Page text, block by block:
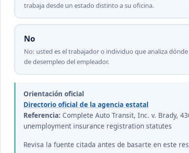
trabaja desde un estado distinto a su oficina.
No
No: usted es el trabajador o individuo que analiza
de desempleo del empleador.
Orientación oficial
Directorio oficial de la agencia estatal
Referencia: Complete Auto Transit, Inc. v. Brady,
unemployment insurance registration statutes
Revisa la fuente citada antes de basarte en este